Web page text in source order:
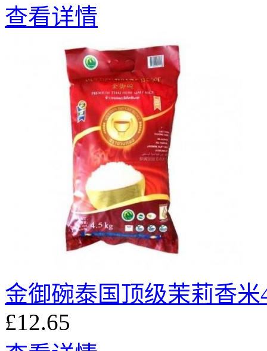
查看详情
金御碗泰国顶级茉莉香米
£12.65